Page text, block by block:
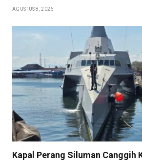
AGUSTUS 8, 2026
Kapal Perang Siluman Canggih